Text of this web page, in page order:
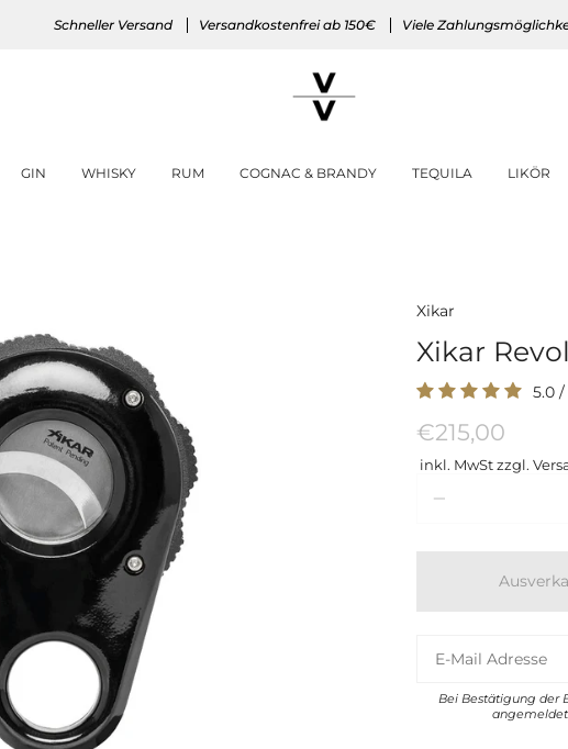
Schneller Versand Versandkostenfrei ab 150€ Viele
GIN WHISKY RUM COGNAC & BRANDY TEQUILA LIKÖR
Xikar
Xikar
5.0/
€215,00
inkl. MwSt zzgl.
Bei Bestätigung der